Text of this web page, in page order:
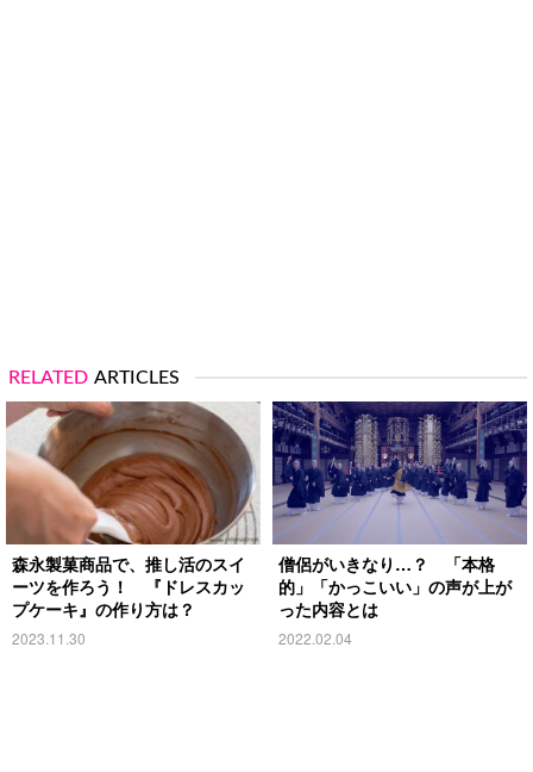
RELATED ARTICLES
森永製菓商品で、推し活のスイ
ーツを作ろう！ 『ドレスカッ
プケーキ』の作り方は？
2023.11.30
僧侶がいきなり…？ 「本格
的」「かっこいい」の声が上が
った内容とは
2022.02.04